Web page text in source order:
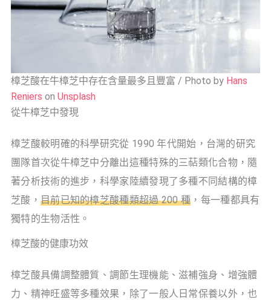
樟芝酸在牛樟芝中存在含量最多且豐富 / Photo by Hans
Reniers on Unsplash
從牛樟芝中發現
樟芝酸較明確的科學研究從 1990 年代開始，台灣的研究
團隊首次從牛樟芝中分離出這種特殊的三萜類化合物，隨
著分析技術的進步，科學家陸續發現了多種不同結構的樟
芝酸， 目前已知的樟芝酸種類超過 200 種 ，每一種都具有
獨特的生物活性。
樟芝酸的健康功效
樟芝酸具備調整體質、調節生理機能、滋補強身、增強體
力、精神旺盛等多種效果，除了一般人日常保養以外，也